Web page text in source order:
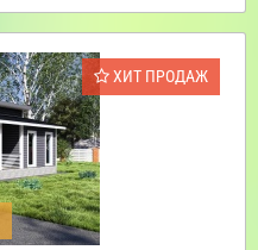
ХИТ ПРОДАЖ